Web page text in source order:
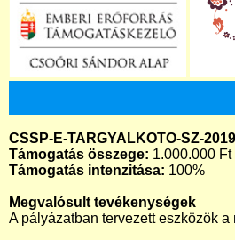
CSSP-E-TARGYALKOTO-SZ-
Támogatás összege: 1.000.000 Ft
Támogatás intenzitása: 100%
Megvalósult tevékenységek
A pályázatban tervezett eszközök